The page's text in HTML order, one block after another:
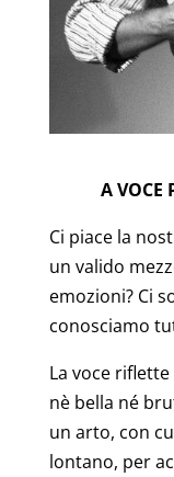
A VOCE
Ci piace la
un valido
emozioni? Ci
conosciamo
La voce
nè bella né
un arto, con
lontano, per